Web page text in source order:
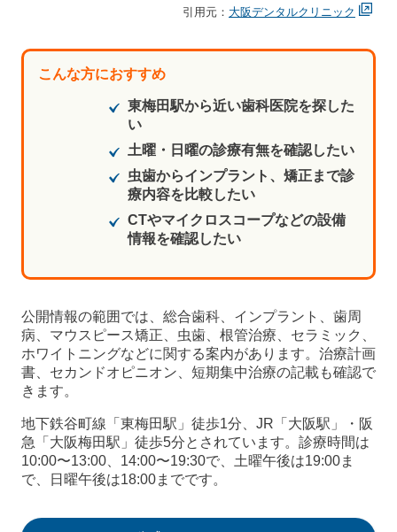
引用元： 大阪デンタルクリニック
こんな方におすすめ
東梅田駅から近い歯科医院を探した
い
土曜・日曜の診療有無を確認したい
虫歯からインプラント、矯正まで診
療内容を比較したい
CTやマイクロスコープなどの設備
情報を確認したい
公開情報の範囲では、総合歯科、インプラント、歯周
病、マウスピース矯正、虫歯、根管治療、セラミック、
ホワイトニングなどに関する案内があります。治療計画
書、セカンドオピニオン、短期集中治療の記載も確認で
きます。
地下鉄谷町線「東梅田駅」徒歩1分、JR「大阪駅」・阪
急「大阪梅田駅」徒歩5分とされています。診療時間は
10:00〜13:00、14:00〜19:30で、土曜午後は19:00ま
で、日曜午後は18:00までです。